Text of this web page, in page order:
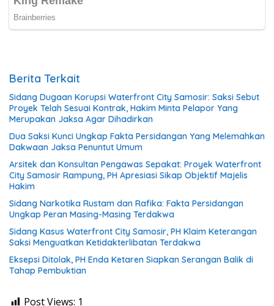
Berita Terkait
Sidang Dugaan Korupsi Waterfront City Samosir: Saksi Sebut
Proyek Telah Sesuai Kontrak, Hakim Minta Pelapor Yang
Merupakan Jaksa Agar Dihadirkan
Dua Saksi Kunci Ungkap Fakta Persidangan Yang Melemahkan
Dakwaan Jaksa Penuntut Umum
Arsitek dan Konsultan Pengawas Sepakat: Proyek Waterfront
City Samosir Rampung, PH Apresiasi Sikap Objektif Majelis
Hakim
Sidang Narkotika Rustam dan Rafika: Fakta Persidangan
Ungkap Peran Masing-Masing Terdakwa
Sidang Kasus Waterfront City Samosir, PH Klaim Keterangan
Saksi Menguatkan Ketidakterlibatan Terdakwa
Eksepsi Ditolak, PH Enda Ketaren Siapkan Serangan Balik di
Tahap Pembuktian
Post Views: 1